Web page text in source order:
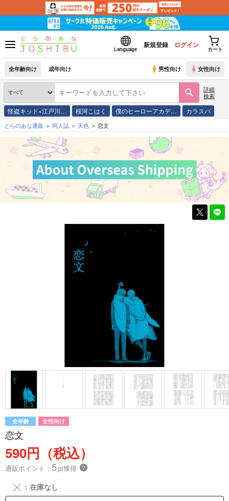
Language
新規登録 ログイン
カート
全年齢向け 成年向け 男性向け 女性向け
詳細
検索
怪盗キッド×江戸川… 桜河こはく 僕のヒーローアカデ… カラスバ
とらのあな通販 同人誌 天色 恋文
全年齢 女性向け
恋文
590円（税込）
通販ポイント： 5pt獲得 ？
╳ ：在庫なし